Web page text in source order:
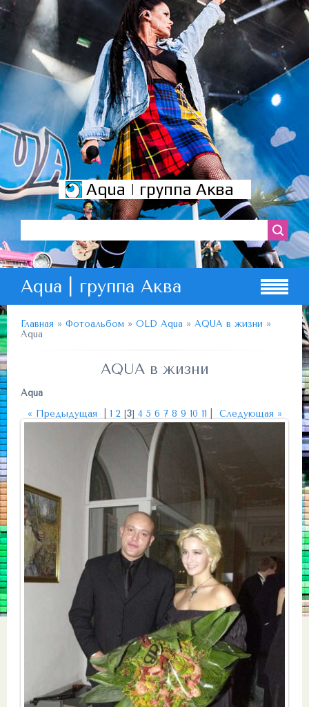
Aqua | группа Аква
Aqua | группа Аква
Главная » Фотоальбом » OLD Aqua » AQUA в жизни »
Aqua
AQUA в жизни
Aqua
« Предыдущая
1 2[3] 4 5 6 7 8 9 10 11 Следующая »